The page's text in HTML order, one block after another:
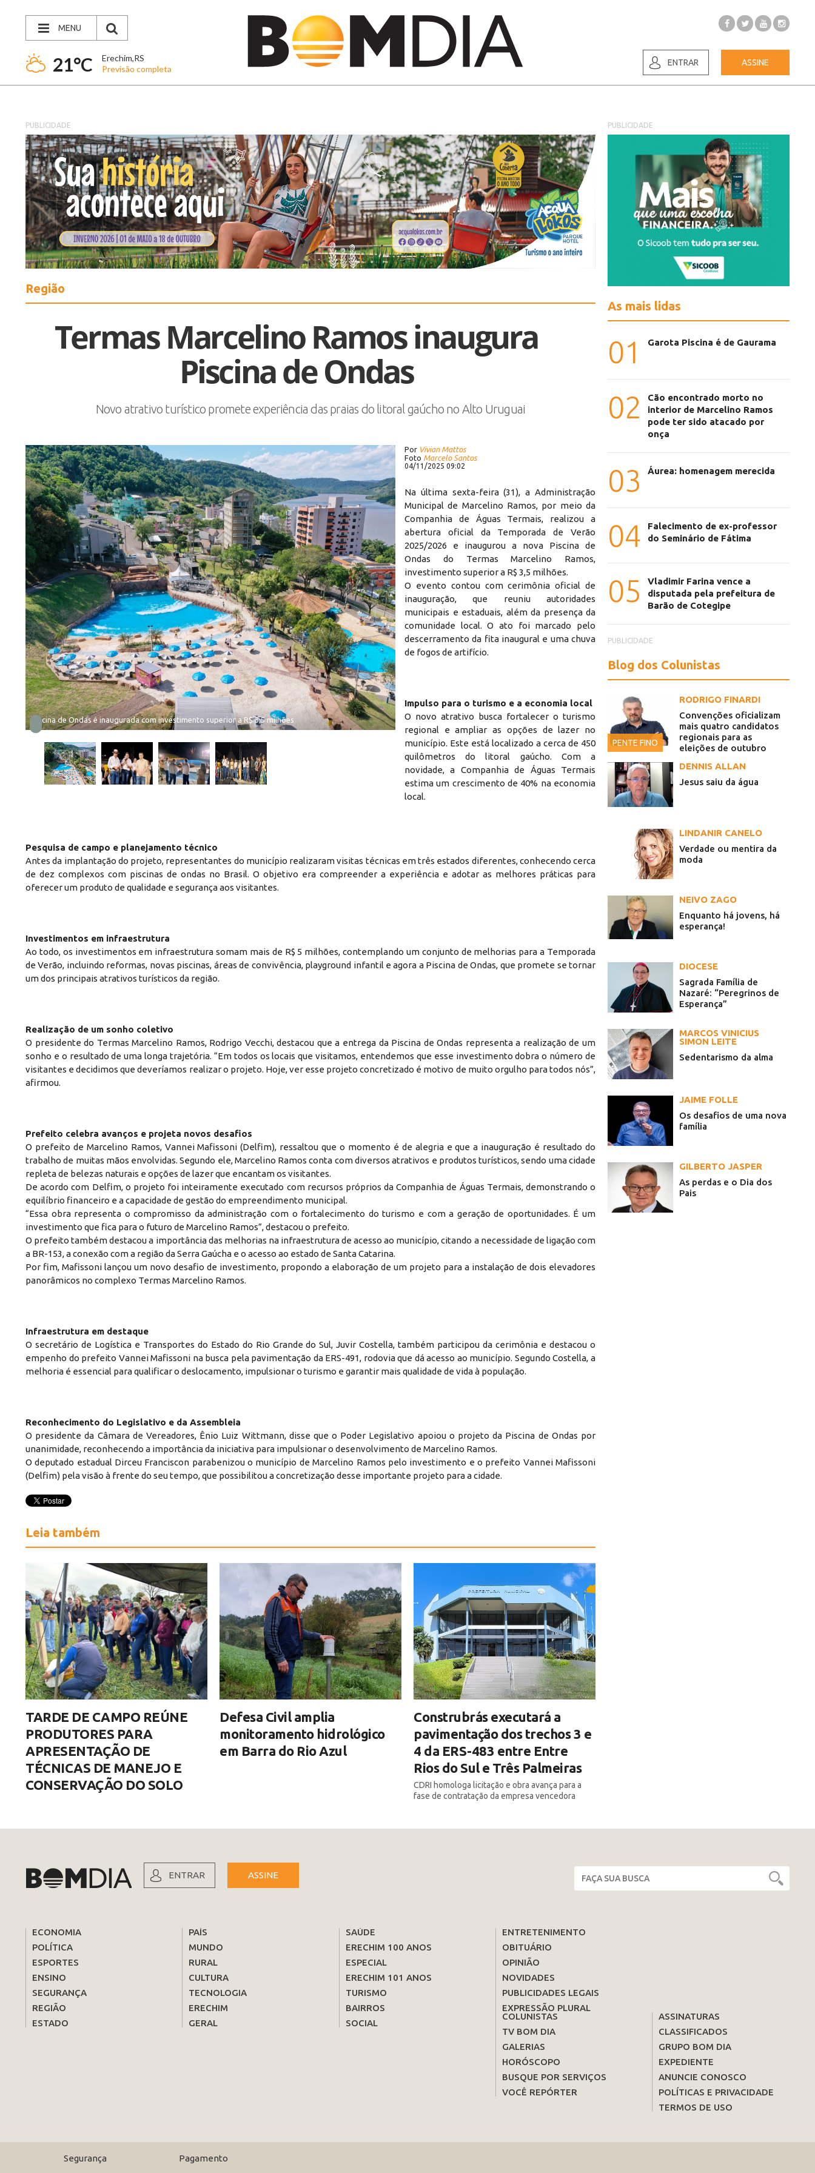
MENU
21°C
Erechim,RS
Previsão completa
ENTRAR ASSINE
PUBLICIDADE
Região
Termas Marcelino Ramos inaugura
Piscina de Ondas
Novo atrativo turístico promete experiência das praias do litoral gaúcho no Alto Uruguai
Piscina de Ondas é inaugurada com investimento superior a R$ 3,5 milhões Autoridades participaram da cerimônia oficial
Por Vivian Mattos
Foto Marcelo Santos
04/11/2025 09:02
Na última sexta-feira (31), a Administração
Municipal de Marcelino Ramos, por meio da
Companhia de Águas Termais, realizou a
abertura oficial da Temporada de Verão
2025/2026 e inaugurou a nova Piscina de
Ondas do Termas Marcelino Ramos,
investimento superior a R$ 3,5 milhões.
O evento contou com cerimônia oficial de
inauguração, que reuniu autoridades
municipais e estaduais, além da presença da
comunidade local. O ato foi marcado pelo
descerramento da fita inaugural e uma chuva
de fogos de artifício.
Impulso para o turismo e a economia local
O novo atrativo busca fortalecer o turismo
regional e ampliar as opções de lazer no
município. Este está localizado a cerca de 450
quilômetros do litoral gaúcho. Com a
novidade, a Companhia de Águas Termais
estima um crescimento de 40% na economia
local.
Pesquisa de campo e planejamento técnico
Antes da implantação do projeto, representantes do município realizaram visitas técnicas em três estados diferentes, conhecendo cerca
de dez complexos com piscinas de ondas no Brasil. O objetivo era compreender a experiência e adotar as melhores práticas para
oferecer um produto de qualidade e segurança aos visitantes.
Investimentos em infraestrutura
Ao todo, os investimentos em infraestrutura somam mais de R$ 5 milhões, contemplando um conjunto de melhorias para a Temporada
de Verão, incluindo reformas, novas piscinas, áreas de convivência, playground infantil e agora a Piscina de Ondas, que promete se tornar
um dos principais atrativos turísticos da região.
Realização de um sonho coletivo
O presidente do Termas Marcelino Ramos, Rodrigo Vecchi, destacou que a entrega da Piscina de Ondas representa a realização de um
sonho e o resultado de uma longa trajetória. “Em todos os locais que visitamos, entendemos que esse investimento dobra o número de
visitantes e decidimos que deveríamos realizar o projeto. Hoje, ver esse projeto concretizado é motivo de muito orgulho para todos nós”,
afirmou.
Prefeito celebra avanços e projeta novos desafios
O prefeito de Marcelino Ramos, Vannei Mafissoni (Delfim), ressaltou que o momento é de alegria e que a inauguração é resultado do
trabalho de muitas mãos envolvidas. Segundo ele, Marcelino Ramos conta com diversos atrativos e produtos turísticos, sendo uma cidade
repleta de belezas naturais e opções de lazer que encantam os visitantes.
De acordo com Delfim, o projeto foi inteiramente executado com recursos próprios da Companhia de Águas Termais, demonstrando o
equilíbrio financeiro e a capacidade de gestão do empreendimento municipal.
“Essa obra representa o compromisso da administração com o fortalecimento do turismo e com a geração de oportunidades. É um
investimento que fica para o futuro de Marcelino Ramos”, destacou o prefeito.
O prefeito também destacou a importância das melhorias na infraestrutura de acesso ao município, citando a necessidade de ligação com
a BR-153, a conexão com a região da Serra Gaúcha e o acesso ao estado de Santa Catarina.
Por fim, Mafissoni lançou um novo desafio de investimento, propondo a elaboração de um projeto para a instalação de dois elevadores
panorâmicos no complexo Termas Marcelino Ramos.
Infraestrutura em destaque
O secretário de Logística e Transportes do Estado do Rio Grande do Sul, Juvir Costella, também participou da cerimônia e destacou o
empenho do prefeito Vannei Mafissoni na busca pela pavimentação da ERS-491, rodovia que dá acesso ao município. Segundo Costella, a
melhoria é essencial para qualificar o deslocamento, impulsionar o turismo e garantir mais qualidade de vida à população.
Reconhecimento do Legislativo e da Assembleia
O presidente da Câmara de Vereadores, Ênio Luiz Wittmann, disse que o Poder Legislativo apoiou o projeto da Piscina de Ondas por
unanimidade, reconhecendo a importância da iniciativa para impulsionar o desenvolvimento de Marcelino Ramos.
O deputado estadual Dirceu Franciscon parabenizou o município de Marcelino Ramos pelo investimento e o prefeito Vannei Mafissoni
(Delfim) pela visão à frente do seu tempo, que possibilitou a concretização desse importante projeto para a cidade.
Leia também
TARDE DE CAMPO REÚNE
PRODUTORES PARA
APRESENTAÇÃO DE
TÉCNICAS DE MANEJO E
CONSERVAÇÃO DO SOLO
Defesa Civil amplia
monitoramento hidrológico
em Barra do Rio Azul
Construbrás executará a
pavimentação dos trechos 3 e
4 da ERS-483 entre Entre
Rios do Sul e Três Palmeiras
CDRI homologa licitação e obra avança para a
fase de contratação da empresa vencedora
PUBLICIDADE
As mais lidas
01 Garota Piscina é de Gaurama
02
Cão encontrado morto no
interior de Marcelino Ramos
pode ter sido atacado por
onça
03 Áurea: homenagem merecida
04
Falecimento de ex-professor
do Seminário de Fátima
05
Vladimir Farina vence a
disputada pela prefeitura de
Barão de Cotegipe
PUBLICIDADE
Blog dos Colunistas
PENTE FINO
RODRIGO FINARDI
Convenções oficializam
mais quatro candidatos
regionais para as
eleições de outubro
DENNIS ALLAN
Jesus saiu da água
LINDANIR CANELO
Verdade ou mentira da
moda
NEIVO ZAGO
Enquanto há jovens, há
esperança!
DIOCESE
Sagrada Família de
Nazaré: “Peregrinos de
Esperança”
MARCOS VINICIUS
SIMON LEITE
Sedentarismo da alma
JAIME FOLLE
Os desafios de uma nova
família
GILBERTO JASPER
As perdas e o Dia dos
Pais
ENTRAR ASSINE
ECONOMIA
POLÍTICA
ESPORTES
ENSINO
SEGURANÇA
REGIÃO
ESTADO
PAÍS
MUNDO
RURAL
CULTURA
TECNOLOGIA
ERECHIM
GERAL
SAÚDE
ERECHIM 100 ANOS
ESPECIAL
ERECHIM 101 ANOS
TURISMO
BAIRROS
SOCIAL
ENTRETENIMENTO
OBITUÁRIO
OPINIÃO
NOVIDADES
PUBLICIDADES LEGAIS
EXPRESSÃO PLURAL
COLUNISTAS
TV BOM DIA
GALERIAS
HORÓSCOPO
BUSQUE POR SERVIÇOS
VOCÊ REPÓRTER
ASSINATURAS
CLASSIFICADOS
GRUPO BOM DIA
EXPEDIENTE
ANUNCIE CONOSCO
POLÍTICAS E PRIVACIDADE
TERMOS DE USO
Segurança Pagamento